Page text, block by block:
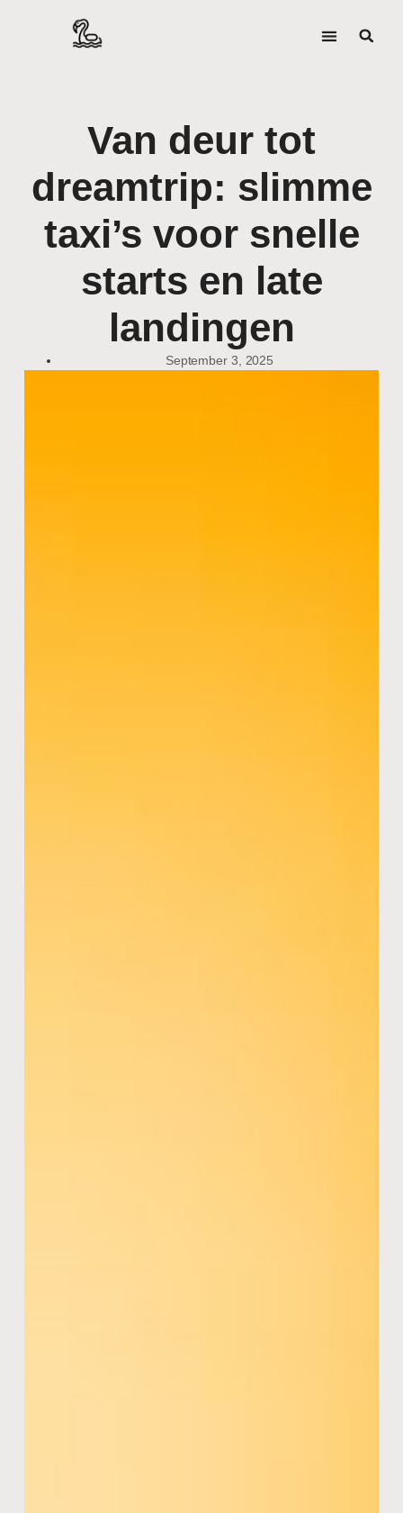
Van deur tot
dreamtrip: slimme
taxi’s voor snelle
starts en late
landingen
September 3, 2025